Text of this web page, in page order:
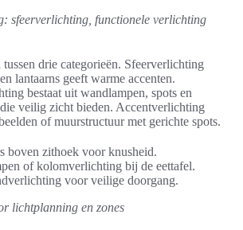
sfeerverlichting, functionele verlichting
drie categorieën. Sfeerverlichting
lantaarns geeft warme accenten.
bestaat uit wandlampen, spots en
veilig zicht bieden. Accentverlichting
of muurstructuur met gerichte spots.
boven zithoek voor knusheid.
of kolomverlichting bij de eettafel.
voor veilige doorgang.
lichtplanning en zones